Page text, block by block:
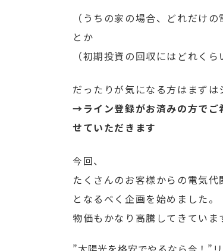
（うちの家の場合、どれだけ
とか
（初期投資の回収にはどれくら
だったりが気になる方はまず
→ライン登録がお済みの方でご
せていただきます
今回、
たくさんのお客様からの電気
となるべく企画を始めました。
物価もかなり高騰してきていま